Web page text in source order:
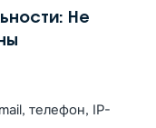
Не
телефон, IP-